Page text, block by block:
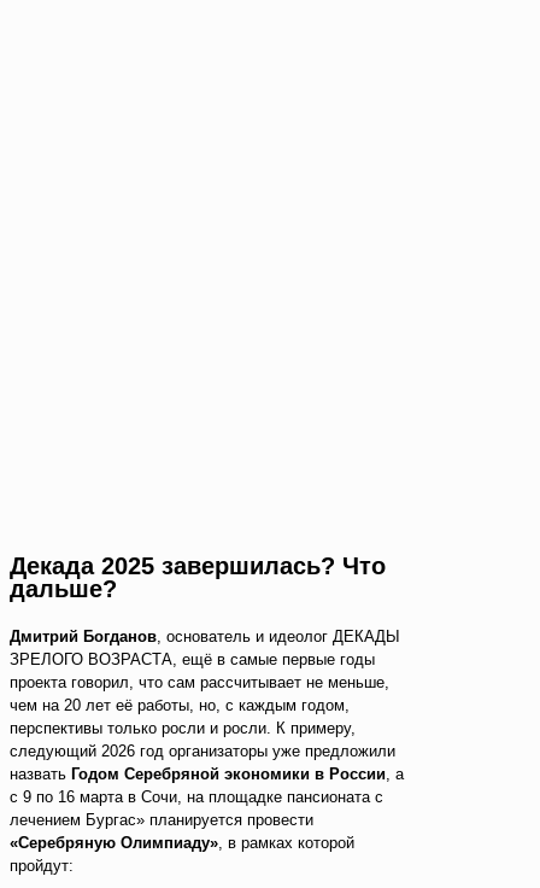
Декада 2025 завершилась? Что
дальше?
Дмитрий Богданов, основатель и идеолог ДЕКАДЫ
ЗРЕЛОГО ВОЗРАСТА, ещё в самые первые годы
проекта говорил, что сам рассчитывает не меньше,
чем на 20 лет её работы, но, с каждым годом,
перспективы только росли и росли. К примеру,
следующий 2026 год организаторы уже предложили
назвать Годом Серебряной экономики в России, а
с 9 по 16 марта в Сочи, на площадке пансионата с
лечением Бургас» планируется провести
«Серебряную Олимпиаду», в рамках которой
пройдут: